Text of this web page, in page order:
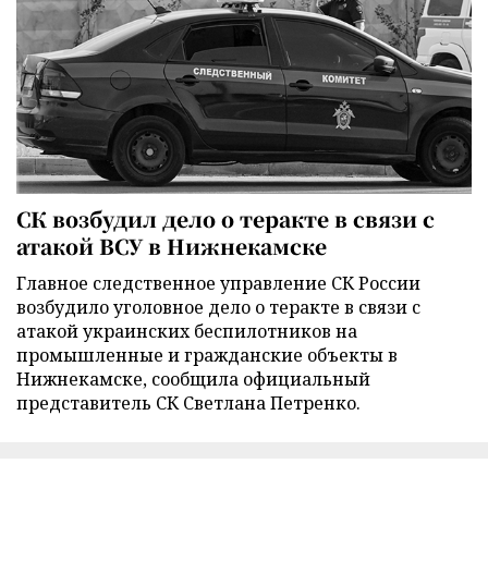
СК возбудил дело о теракте в связи с
атакой ВСУ в Нижнекамске
Главное следственное управление СК России
возбудило уголовное дело о теракте в связи с
атакой украинских беспилотников на
промышленные и гражданские объекты в
Нижнекамске, сообщила официальный
представитель СК Светлана Петренко.